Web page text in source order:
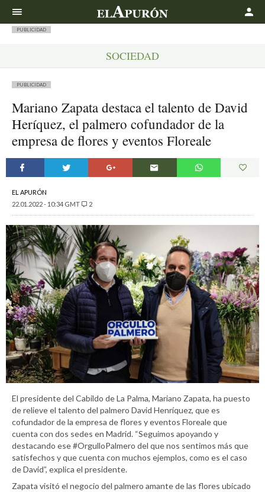
PUBLICIDAD
SOCIEDAD
PUBLICIDAD
Mariano Zapata destaca el talento de David
Heríquez, el palmero cofundador de la
empresa de flores y eventos Floreale
EL APURÓN
22.01.2022 - 10:34 GMT
2
El presidente del Cabildo de La Palma, Mariano Zapata, ha puesto
de relieve el talento del palmero David Henríquez, que es
cofundador de la empresa de flores y eventos Floreale que
cuenta con dos sedes en Madrid. “Seguimos apoyando y
destacando ese #OrgulloPalmero del que nos sentimos más que
satisfechos y que cuenta con muchos ejemplos, como es el caso
de David”, explica el presidente.
Zapata visitó el negocio del palmero amante de las flores ubicado